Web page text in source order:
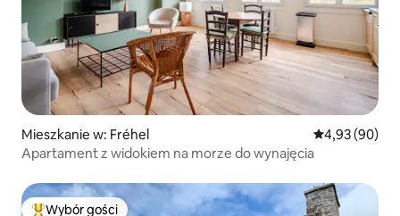
Mieszkanie w: Fréhel Średnia
4,93 (90)
Apartament z widokiem na morze do wynajęcia
Wybór gości